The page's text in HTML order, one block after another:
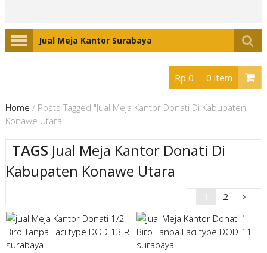
Jual Meja Kantor Surabaya
Rp 0 0 item
Home / Posts Tagged "Jual Meja Kantor Donati Di Kabupaten
Konawe Utara"
TAGS Jual Meja Kantor Donati Di
Kabupaten Konawe Utara
2